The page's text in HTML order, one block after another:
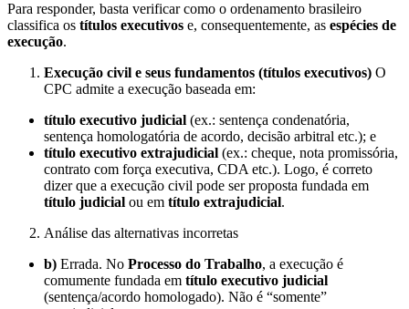
Para responder, basta verificar como o ordenamento brasileiro
classifica os títulos executivos e, consequentemente, as espécies de
execução.
Execução civil e seus fundamentos (títulos executivos) O
CPC admite a execução baseada em:
título executivo judicial (ex.: sentença condenatória,
sentença homologatória de acordo, decisão arbitral etc.); e
título executivo extrajudicial (ex.: cheque, nota promissória,
contrato com força executiva, CDA etc.). Logo, é correto
dizer que a execução civil pode ser proposta fundada em
título judicial ou em título extrajudicial.
Análise das alternativas incorretas
b) Errada. No Processo do Trabalho, a execução é
comumente fundada em título executivo judicial
(sentença/acordo homologado). Não é “somente”